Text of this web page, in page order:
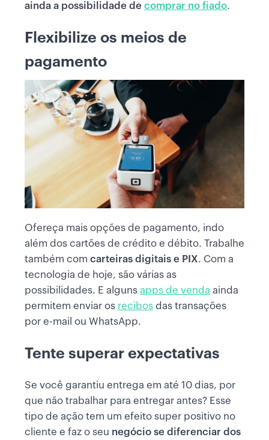
ainda a possibilidade de comprar no fiado.
Flexibilize os meios de
pagamento
Ofereça mais opções de pagamento, indo
além dos cartões de crédito e débito. Trabalhe
também com carteiras digitais e PIX. Com a
tecnologia de hoje, são várias as
possibilidades. E alguns apps de venda ainda
permitem enviar os recibos das transações
por e-mail ou WhatsApp.
Tente superar expectativas
Se você garantiu entrega em até 10 dias, por
que não trabalhar para entregar antes? Esse
tipo de ação tem um efeito super positivo no
cliente e faz o seu negócio se diferenciar dos